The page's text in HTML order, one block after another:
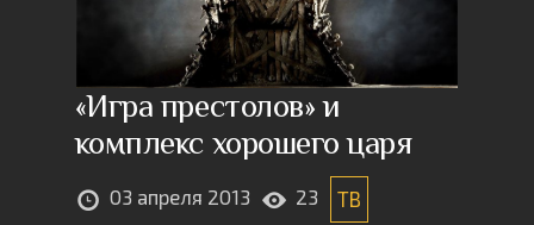
«Игра престолов» и
комплекс хорошего царя
03 апреля 2013 23 ТВ